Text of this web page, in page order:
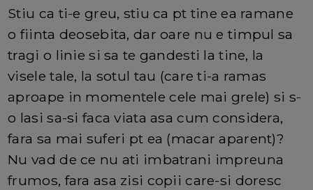
Stiu ca ti-e greu, stiu ca pt tine ea ramane
o fiinta deosebita, dar oare nu e timpul sa
tragi o linie si sa te gandesti la tine, la
visele tale, la sotul tau (care ti-a ramas
aproape in momentele cele mai grele) si s-
o lasi sa-si faca viata asa cum considera,
fara sa mai suferi pt ea (macar aparent)?
Nu vad de ce nu ati imbatrani impreuna
frumos, fara asa zisi copii care-si doresc